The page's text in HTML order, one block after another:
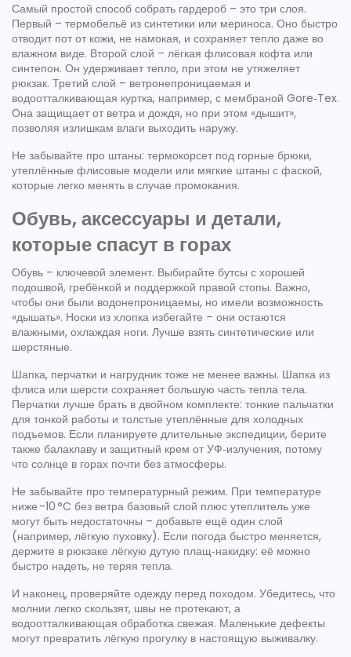
Самый простой способ собрать гардероб – это три слоя.
Первый – термобельё из синтетики или мериноса. Оно быстро
отводит пот от кожи, не намокая, и сохраняет тепло даже во
влажном виде. Второй слой – лёгкая флисовая кофта или
синтепон. Он удерживает тепло, при этом не утяжеляет
рюкзак. Третий слой – ветронепроницаемая и
водоотталкивающая куртка, например, с мембраной Gore‑Tex.
Она защищает от ветра и дождя, но при этом «дышит»,
позволяя излишкам влаги выходить наружу.
Не забывайте про штаны: термокорсет под горные брюки,
утеплённые флисовые модели или мягкие штаны с фаской,
которые легко менять в случае промокания.
Обувь, аксессуары и детали,
которые спасут в горах
Обувь – ключевой элемент. Выбирайте бутсы с хорошей
подошвой, гребёнкой и поддержкой правой стопы. Важно,
чтобы они были водонепроницаемы, но имели возможность
«дышать». Носки из хлопка избегайте – они остаются
влажными, охлаждая ноги. Лучше взять синтетические или
шерстяные.
Шапка, перчатки и нагрудник тоже не менее важны. Шапка из
флиса или шерсти сохраняет большую часть тепла тела.
Перчатки лучше брать в двойном комплекте: тонкие пальчатки
для тонкой работы и толстые утеплённые для холодных
подъемов. Если планируете длительные экспедиции, берите
также балаклаву и защитный крем от УФ‑излучения, потому
что солнце в горах почти без атмосферы.
Не забывайте про температурный режим. При температуре
ниже -10 °C без ветра базовый слой плюс утеплитель уже
могут быть недостаточны – добавьте ещё один слой
(например, лёгкую пуховку). Если погода быстро меняется,
держите в рюкзаке лёгкую дутую плащ‑накидку: её можно
быстро надеть, не теряя тепла.
И наконец, проверяйте одежду перед походом. Убедитесь, что
молнии легко скользят, швы не протекают, а
водоотталкивающая обработка свежая. Маленькие дефекты
могут превратить лёгкую прогулку в настоящую выживалку.